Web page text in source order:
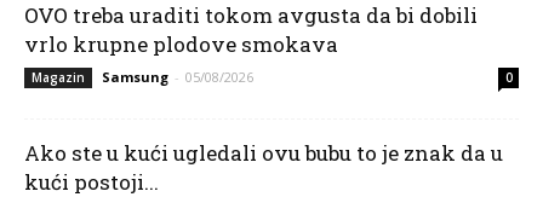
OVO treba uraditi tokom avgusta da bi dobili
vrlo krupne plodove smokava
Magazin Samsung - 05/08/2026 0
Ako ste u kući ugledali ovu bubu to je znak da u
kući postoji...